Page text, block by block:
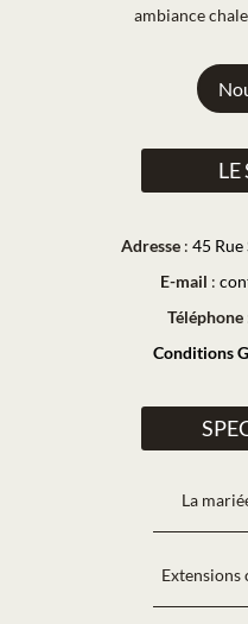
ambiance
LE
Adresse: 45 Rue
E-mail :
Téléphone
Conditions
La
Extensions